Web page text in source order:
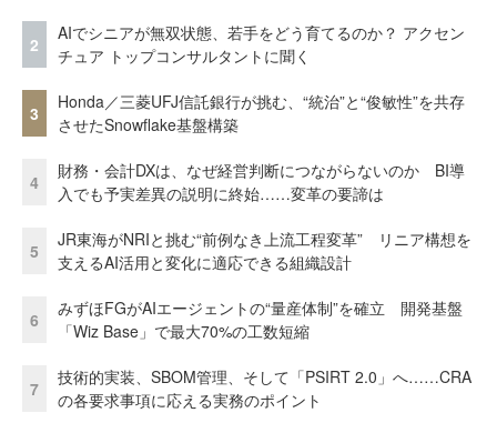
2
AIでシニアが無双状態、若手をどう育てるのか？ アクセン
チュア トップコンサルタントに聞く
3
Honda／三菱UFJ信託銀行が挑む、“統治”と“俊敏性”を共存
させたSnowflake基盤構築
4
財務・会計DXは、なぜ経営判断につながらないのか BI導
入でも予実差異の説明に終始……変革の要諦は
5
JR東海がNRIと挑む“前例なき上流工程変革” リニア構想を
支えるAI活用と変化に適応できる組織設計
6
みずほFGがAIエージェントの“量産体制”を確立 開発基盤
「Wiz Base」で最大70%の工数短縮
7
技術的実装、SBOM管理、そして「PSIRT 2.0」へ……CRA
の各要求事項に応える実務のポイント